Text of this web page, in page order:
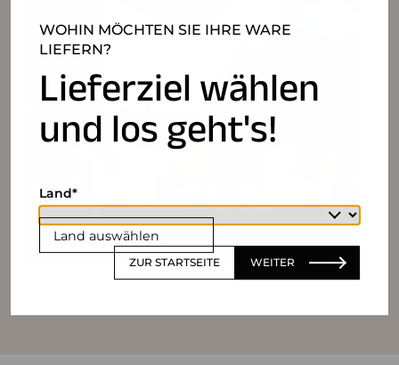
WOHIN MÖCHTEN SIE IHRE WARE
LIEFERN?
Lieferziel wählen
und los geht's!
Land auswählen
Land
ZUR STARTSEITE WEITER